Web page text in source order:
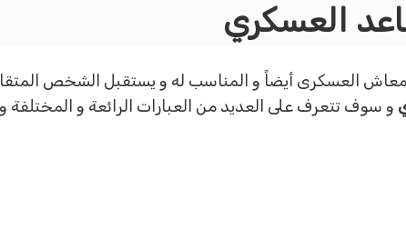
العسكري
العسكرى أيضاً و المناسب له و يستقبل الشخص
و سوف تتعرف على العديد من العبارات الرائعة و المختلفة و